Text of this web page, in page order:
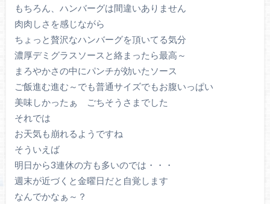
もちろん、ハンバーグは間違いありません
肉肉しさを感じながら
ちょっと贅沢なハンバーグを頂いてる気分
濃厚デミグラスソースと絡まったら最高～
まろやかさの中にパンチが効いたソース
ご飯進む進む～でも普通サイズでもお腹いっぱい
美味しかったぁ ごちそうさまでした
それでは
お天気も崩れるようですね
そういえば
明日から3連休の方も多いのでは・・・
週末が近づくと金曜日だと自覚します
なんでかなぁ～？